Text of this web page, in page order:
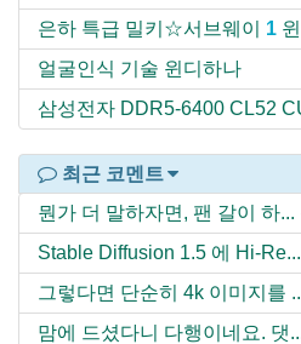
은하 특급 밀키☆서브웨이
1
얼굴인식 기술 윈디하나
삼성전자 DDR5-6400 CL52
최근 코멘트
뭔가 더 말하자면, 팬 갈이 하...
Stable Diffusion 1.5 에 Hi-Re...
그렇다면 단순히 4k 이미지를
맘에 드셨다니 다행이네요. 댓